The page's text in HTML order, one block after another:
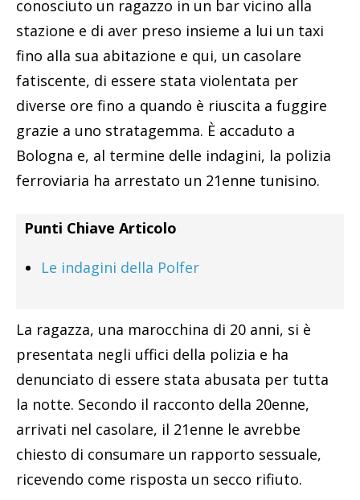
conosciuto un ragazzo in un bar vicino alla
stazione e di aver preso insieme a lui un taxi
fino alla sua abitazione e qui, un casolare
fatiscente, di essere stata violentata per
diverse ore fino a quando è riuscita a fuggire
grazie a uno stratagemma. È accaduto a
Bologna e, al termine delle indagini, la polizia
ferroviaria ha arrestato un 21enne tunisino.
Punti Chiave Articolo
Le indagini della Polfer
La ragazza, una marocchina di 20 anni, si è
presentata negli uffici della polizia e ha
denunciato di essere stata abusata per tutta
la notte. Secondo il racconto della 20enne,
arrivati nel casolare, il 21enne le avrebbe
chiesto di consumare un rapporto sessuale,
ricevendo come risposta un secco rifiuto.